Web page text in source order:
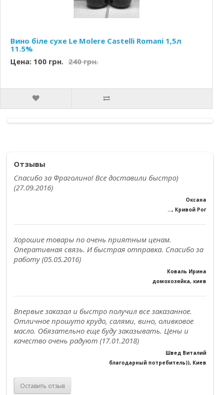
Вино біле сухе Le Molere Castelli Romani 1,5л
11.5%
Цена: 100 грн. 240 грн.
Отзывы
Спасибо за Фраголино! Все доставили быстро)
(27.09.2016)
Оксана
..., Кривой Рог
Хорошие товары по очень приятным ценам.
Оперативная связь. И быстрая отправка. Спасибо за
работу (05.05.2016)
Коваль Ирина
домохозяйка, киев
Впервые заказал и быстро получил все заказанное.
Отличное прошуто крудо, салями, вино, оливковое
масло. Обязательно еще буду заказывать. Цены и
качество очень радуют (17.01.2018)
Швед Виталий
благодарный потребитель)), Киев
Оставить отзыв